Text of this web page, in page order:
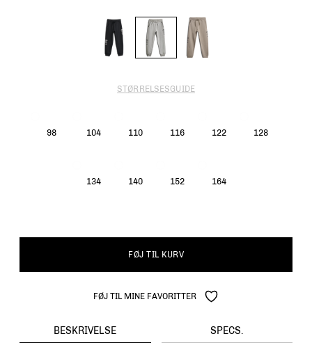
STØRRELSESGUIDE
98 104 110 116 122 128
134 140 152 164
FØJ TIL KURV
FØJ TIL MINE FAVORITTER
BESKRIVELSE SPECS.